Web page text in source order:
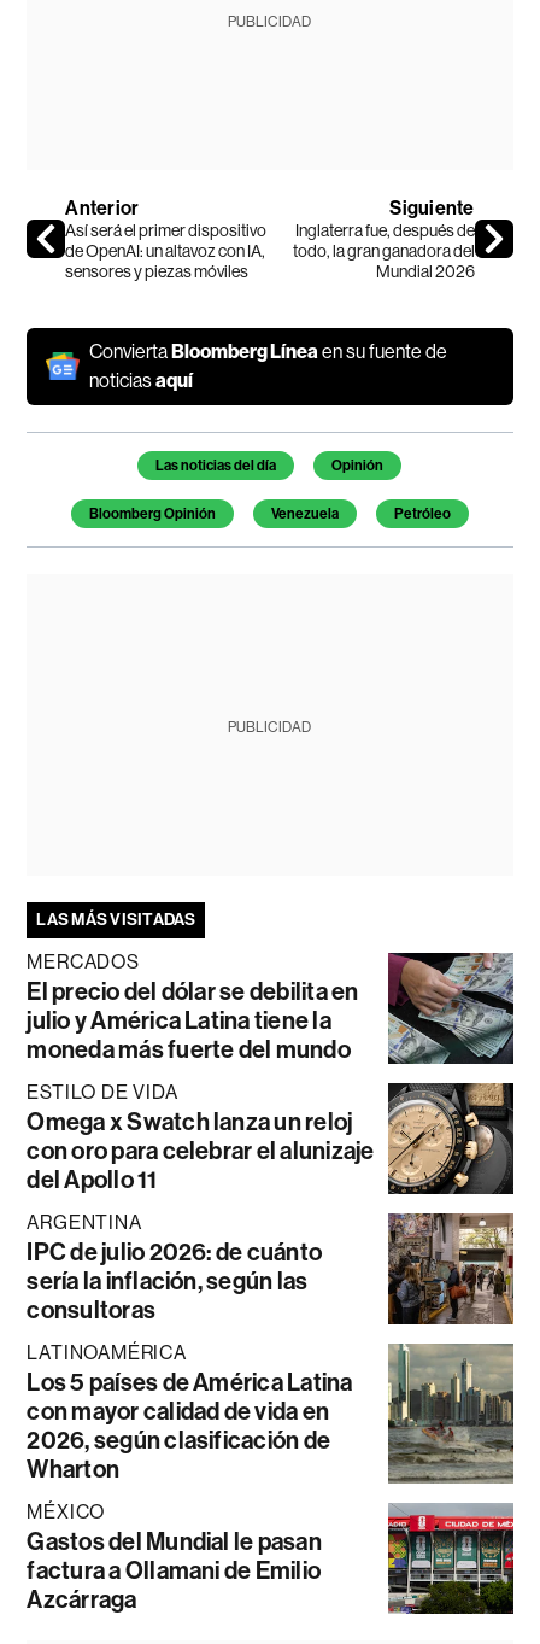
PUBLICIDAD
Anterior
Así será el primer dispositivo
de OpenAI: un altavoz con IA,
sensores y piezas móviles
Siguiente
Inglaterra fue, después de
todo, la gran ganadora del
Mundial 2026
ConviertaBloomberg Línea en su fuente de
noticiasaquí
Temas de este artículo
Las noticias del día Opinión
Bloomberg Opinión Venezuela Petróleo
PUBLICIDAD
LAS MÁS VISITADAS
MERCADOS
El precio del dólar se debilita en
julio y América Latina tiene la
moneda más fuerte del mundo
ESTILO DE VIDA
Omega x Swatch lanza un reloj
con oro para celebrar el alunizaje
del Apollo 11
ARGENTINA
IPC de julio 2026: de cuánto
sería la inflación, según las
consultoras
LATINOAMÉRICA
Los 5 países de América Latina
con mayor calidad de vida en
2026, según clasificación de
Wharton
MÉXICO
Gastos del Mundial le pasan
factura a Ollamani de Emilio
Azcárraga